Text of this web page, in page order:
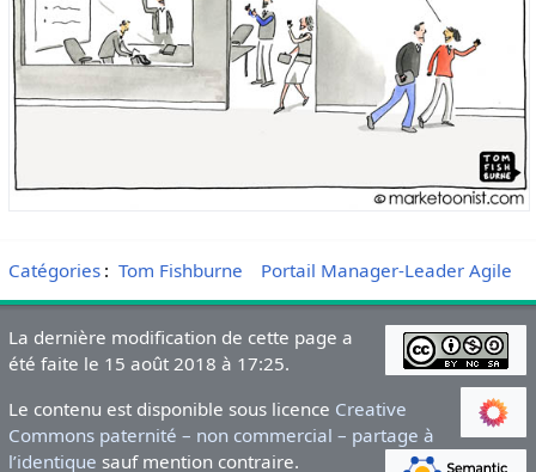
Catégories: Tom Fishburne Portail Manager-Leader Agile
La dernière modification de cette page a
été faite le 15 août 2018 à 17:25.
Le contenu est disponible sous licence Creative
Commons paternité – non commercial – partage à
l’identique sauf mention contraire.